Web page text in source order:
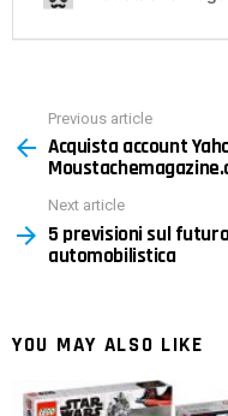
more
Previous article
Acquista account
Next article
5 previsioni sul
automobilistica
YOU MAY ALSO LIKE